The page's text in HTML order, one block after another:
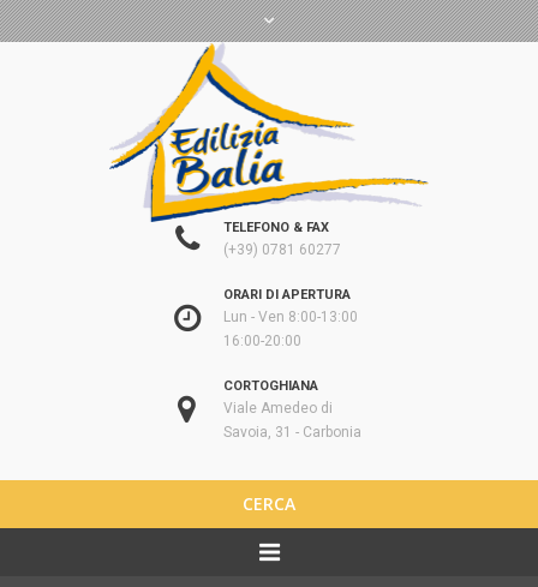
TELEFONO & FAX
(+39) 0781 60277
ORARI DI APERTURA
Lun - Ven 8:00-13:00
16:00-20:00
CORTOGHIANA
Viale Amedeo di
Savoia, 31 - Carbonia
CERCA